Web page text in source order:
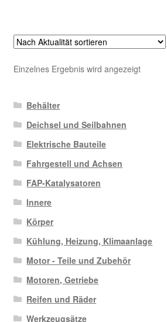
Einzelnes Ergebnis wird angezeigt
Behälter
Deichsel und Seilbahnen
Elektrische Bauteile
Fahrgestell und Achsen
FAP-Katalysatoren
Innere
Körper
Kühlung, Heizung, Klimaanlage
Motor - Teile und Zubehör
Motoren, Getriebe
Reifen und Räder
Werkzeugsätze